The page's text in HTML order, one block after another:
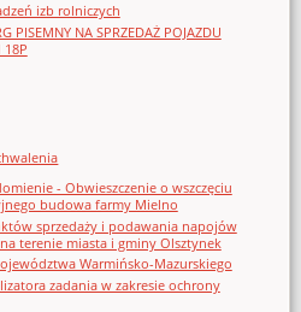
izb rolniczych
PISEMNY NA SPRZEDAŻ POJAZDU
18P
- Obwieszczenie o wszczęciu
budowa farmy Mielno
sprzedaży i podawania napojów
terenie miasta i gminy Olsztynek
Warmińsko-Mazurskiego
zadania w zakresie ochrony